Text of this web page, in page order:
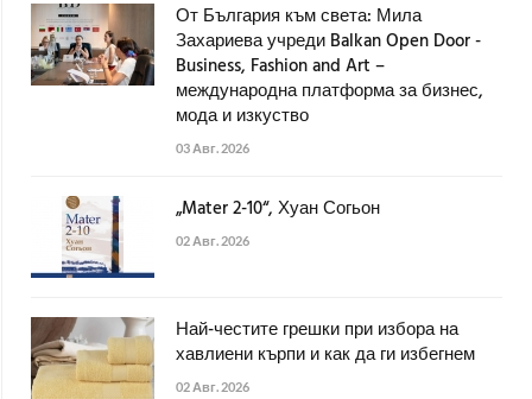
От България към света: Мила
Захариева учреди Balkan Open Door -
Business, Fashion and Art –
международна платформа за бизнес,
мода и изкуство
03 Авг. 2026
„Mater 2-10“, Хуан Согьон
02 Авг. 2026
Най-честите грешки при избора на
хавлиени кърпи и как да ги избегнем
02 Авг. 2026